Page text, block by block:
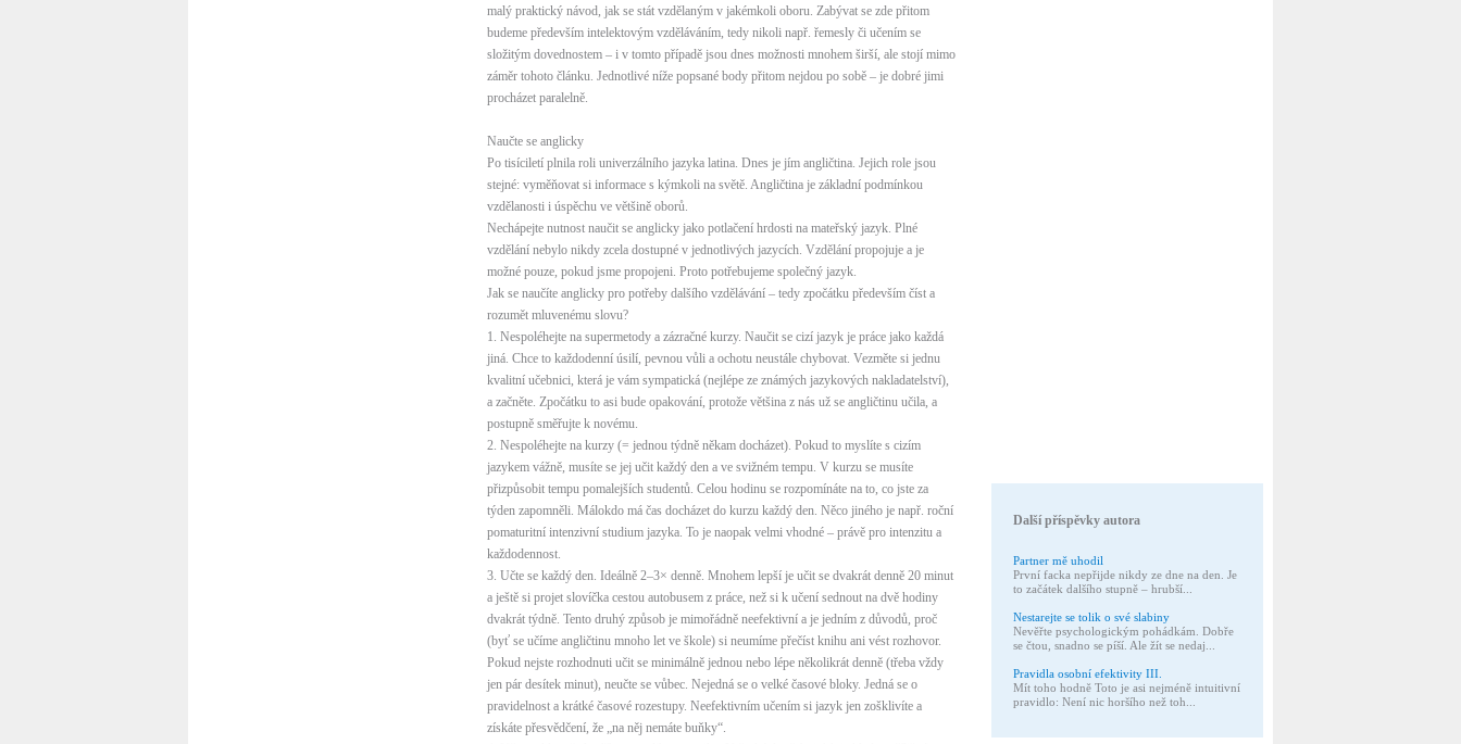
malý praktický návod, jak se stát vzdělaným v jakémkoli oboru. Zabývat se zde přitom
budeme především intelektovým vzděláváním, tedy nikoli např. řemesly či učením se
složitým dovednostem – i v tomto případě jsou dnes možnosti mnohem širší, ale stojí mimo
záměr tohoto článku. Jednotlivé níže popsané body přitom nejdou po sobě – je dobré jimi
procházet paralelně.
Naučte se anglicky
Po tisíciletí plnila roli univerzálního jazyka latina. Dnes je jím angličtina. Jejich role jsou
stejné: vyměňovat si informace s kýmkoli na světě. Angličtina je základní podmínkou
vzdělanosti i úspěchu ve většině oborů.
Nechápejte nutnost naučit se anglicky jako potlačení hrdosti na mateřský jazyk. Plné
vzdělání nebylo nikdy zcela dostupné v jednotlivých jazycích. Vzdělání propojuje a je
možné pouze, pokud jsme propojeni. Proto potřebujeme společný jazyk.
Jak se naučíte anglicky pro potřeby dalšího vzdělávání – tedy zpočátku především číst a
rozumět mluvenému slovu?
1. Nespoléhejte na supermetody a zázračné kurzy. Naučit se cizí jazyk je práce jako každá
jiná. Chce to každodenní úsilí, pevnou vůli a ochotu neustále chybovat. Vezměte si jednu
kvalitní učebnici, která je vám sympatická (nejlépe ze známých jazykových nakladatelství),
a začněte. Zpočátku to asi bude opakování, protože většina z nás už se angličtinu učila, a
postupně směřujte k novému.
2. Nespoléhejte na kurzy (= jednou týdně někam docházet). Pokud to myslíte s cizím
jazykem vážně, musíte se jej učit každý den a ve svižném tempu. V kurzu se musíte
přizpůsobit tempu pomalejších studentů. Celou hodinu se rozpomínáte na to, co jste za
týden zapomněli. Málokdo má čas docházet do kurzu každý den. Něco jiného je např. roční
pomaturitní intenzivní studium jazyka. To je naopak velmi vhodné – právě pro intenzitu a
každodennost.
3. Učte se každý den. Ideálně 2–3× denně. Mnohem lepší je učit se dvakrát denně 20 minut
a ještě si projet slovíčka cestou autobusem z práce, než si k učení sednout na dvě hodiny
dvakrát týdně. Tento druhý způsob je mimořádně neefektivní a je jedním z důvodů, proč
(byť se učíme angličtinu mnoho let ve škole) si neumíme přečíst knihu ani vést rozhovor.
Pokud nejste rozhodnuti učit se minimálně jednou nebo lépe několikrát denně (třeba vždy
jen pár desítek minut), neučte se vůbec. Nejedná se o velké časové bloky. Jedná se o
pravidelnost a krátké časové rozestupy. Neefektivním učením si jazyk jen zošklivíte a
získáte přesvědčení, že „na něj nemáte buňky“.
Další příspěvky autora
Partner mě uhodil
První facka nepřijde nikdy ze dne na den. Je
to začátek dalšího stupně – hrubší...
Nestarejte se tolik o své slabiny
Nevěřte psychologickým pohádkám. Dobře
se čtou, snadno se píší. Ale žít se nedaj...
Pravidla osobní efektivity III.
Mít toho hodně Toto je asi nejméně intuitivní
pravidlo: Není nic horšího než toh...